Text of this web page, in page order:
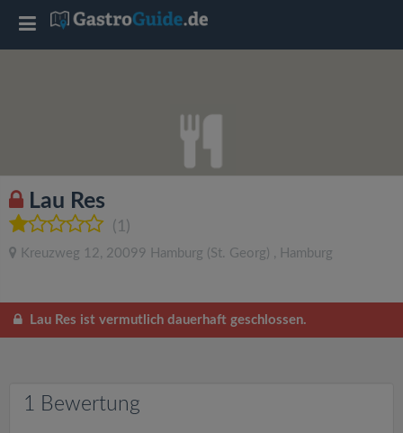
Lau Res
(1)
Kreuzweg 12, 20099 Hamburg (St. Georg) , Hamburg
Lau Res ist vermutlich dauerhaft geschlossen.
1 Bewertung
T
l
e